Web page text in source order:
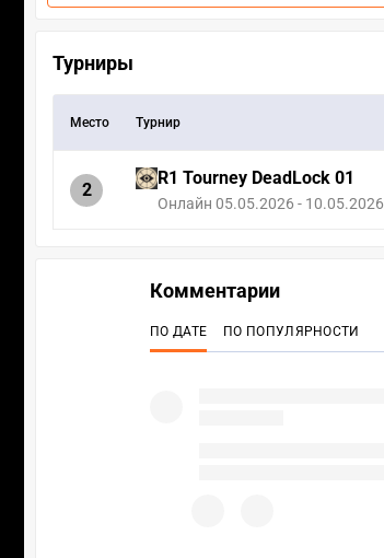
Турниры
Место Турнир
2
R1 Tourney DeadLock 01
Онлайн 05.05.2026 - 10.05.2026
Комментарии
ПО ДАТЕ ПО ПОПУЛЯРНОСТИ